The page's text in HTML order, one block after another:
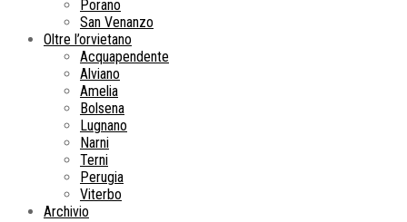
Porano
San Venanzo
Oltre l’orvietano
Acquapendente
Alviano
Amelia
Bolsena
Lugnano
Narni
Terni
Perugia
Viterbo
Archivio